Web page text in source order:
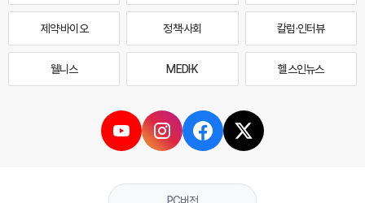
제약·바이오 정책·사회 칼럼·인터뷰
웰니스 MEDI·K 헬스인뉴스